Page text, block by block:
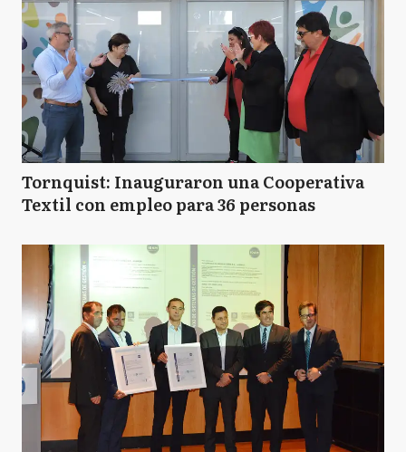
Tornquist: Inauguraron una Cooperativa
Textil con empleo para 36 personas